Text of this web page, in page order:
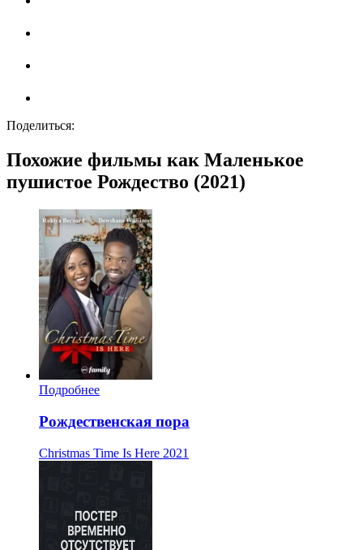
Поделиться:
Похожие фильмы как Маленькое
пушистое Рождество (2021)
Подробнее
Рождественская пора
Christmas Time Is Here 2021